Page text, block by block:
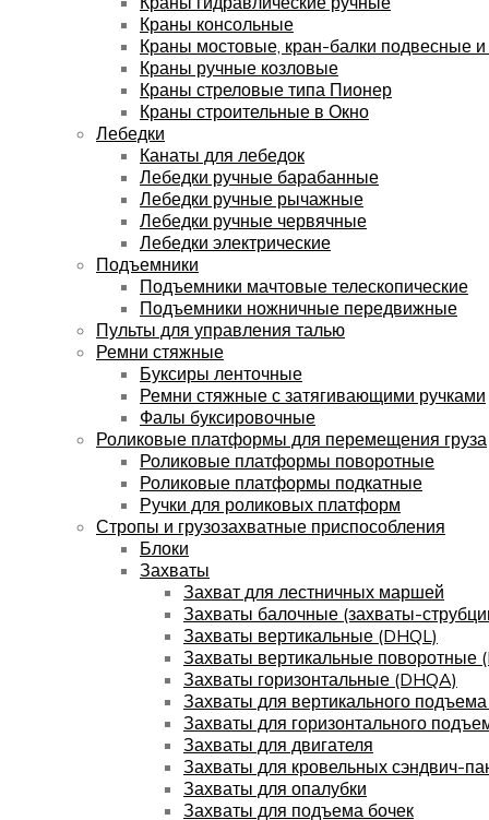
Краны консольные
Краны мостовые, кран-балки подвесные
Краны ручные козловые
Краны стреловые типа Пионер
Краны строительные в Окно
Лебедки
Канаты для лебедок
Лебедки ручные барабанные
Лебедки ручные рычажные
Лебедки ручные червячные
Лебедки электрические
Подъемники
Подъемники мачтовые телескопические
Подъемники ножничные передвижные
Пульты для управления талью
Ремни стяжные
Буксиры ленточные
Ремни стяжные с затягивающими ручками
Фалы буксировочные
Роликовые платформы для перемещения груза
Роликовые платформы поворотные
Роликовые платформы подкатные
Ручки для роликовых платформ
Стропы и грузозахватные приспособления
Блоки
Захваты
Захват для лестничных маршей
Захваты балочные (захваты-
Захваты вертикальные (DHQL)
Захваты вертикальные поворотные
Захваты горизонтальные (DHQA)
Захваты для вертикального
Захваты для горизонтального
Захваты для двигателя
Захваты для кровельных сэндвич-
Захваты для опалубки
Захваты для подъема бочек